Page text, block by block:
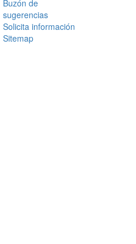
Buzón de
sugerencias
Solicita información
Sitemap